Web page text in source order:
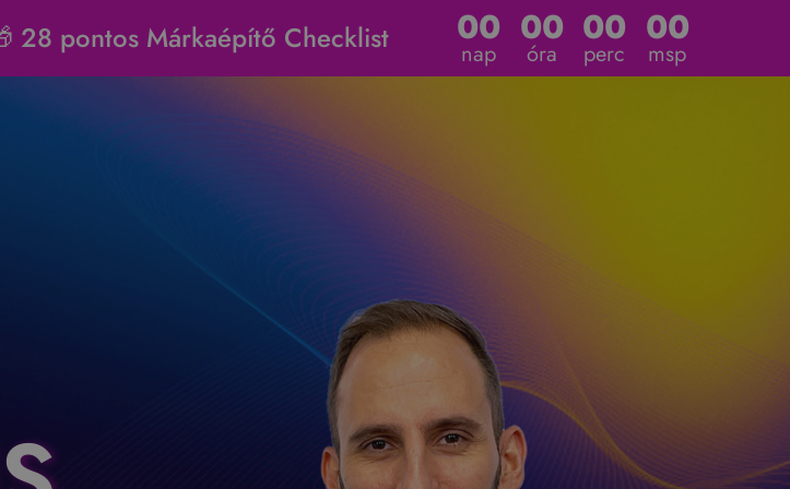
28 pontos Márkaépítő Checklist 00
nap
00
óra
00
perc
00
msp